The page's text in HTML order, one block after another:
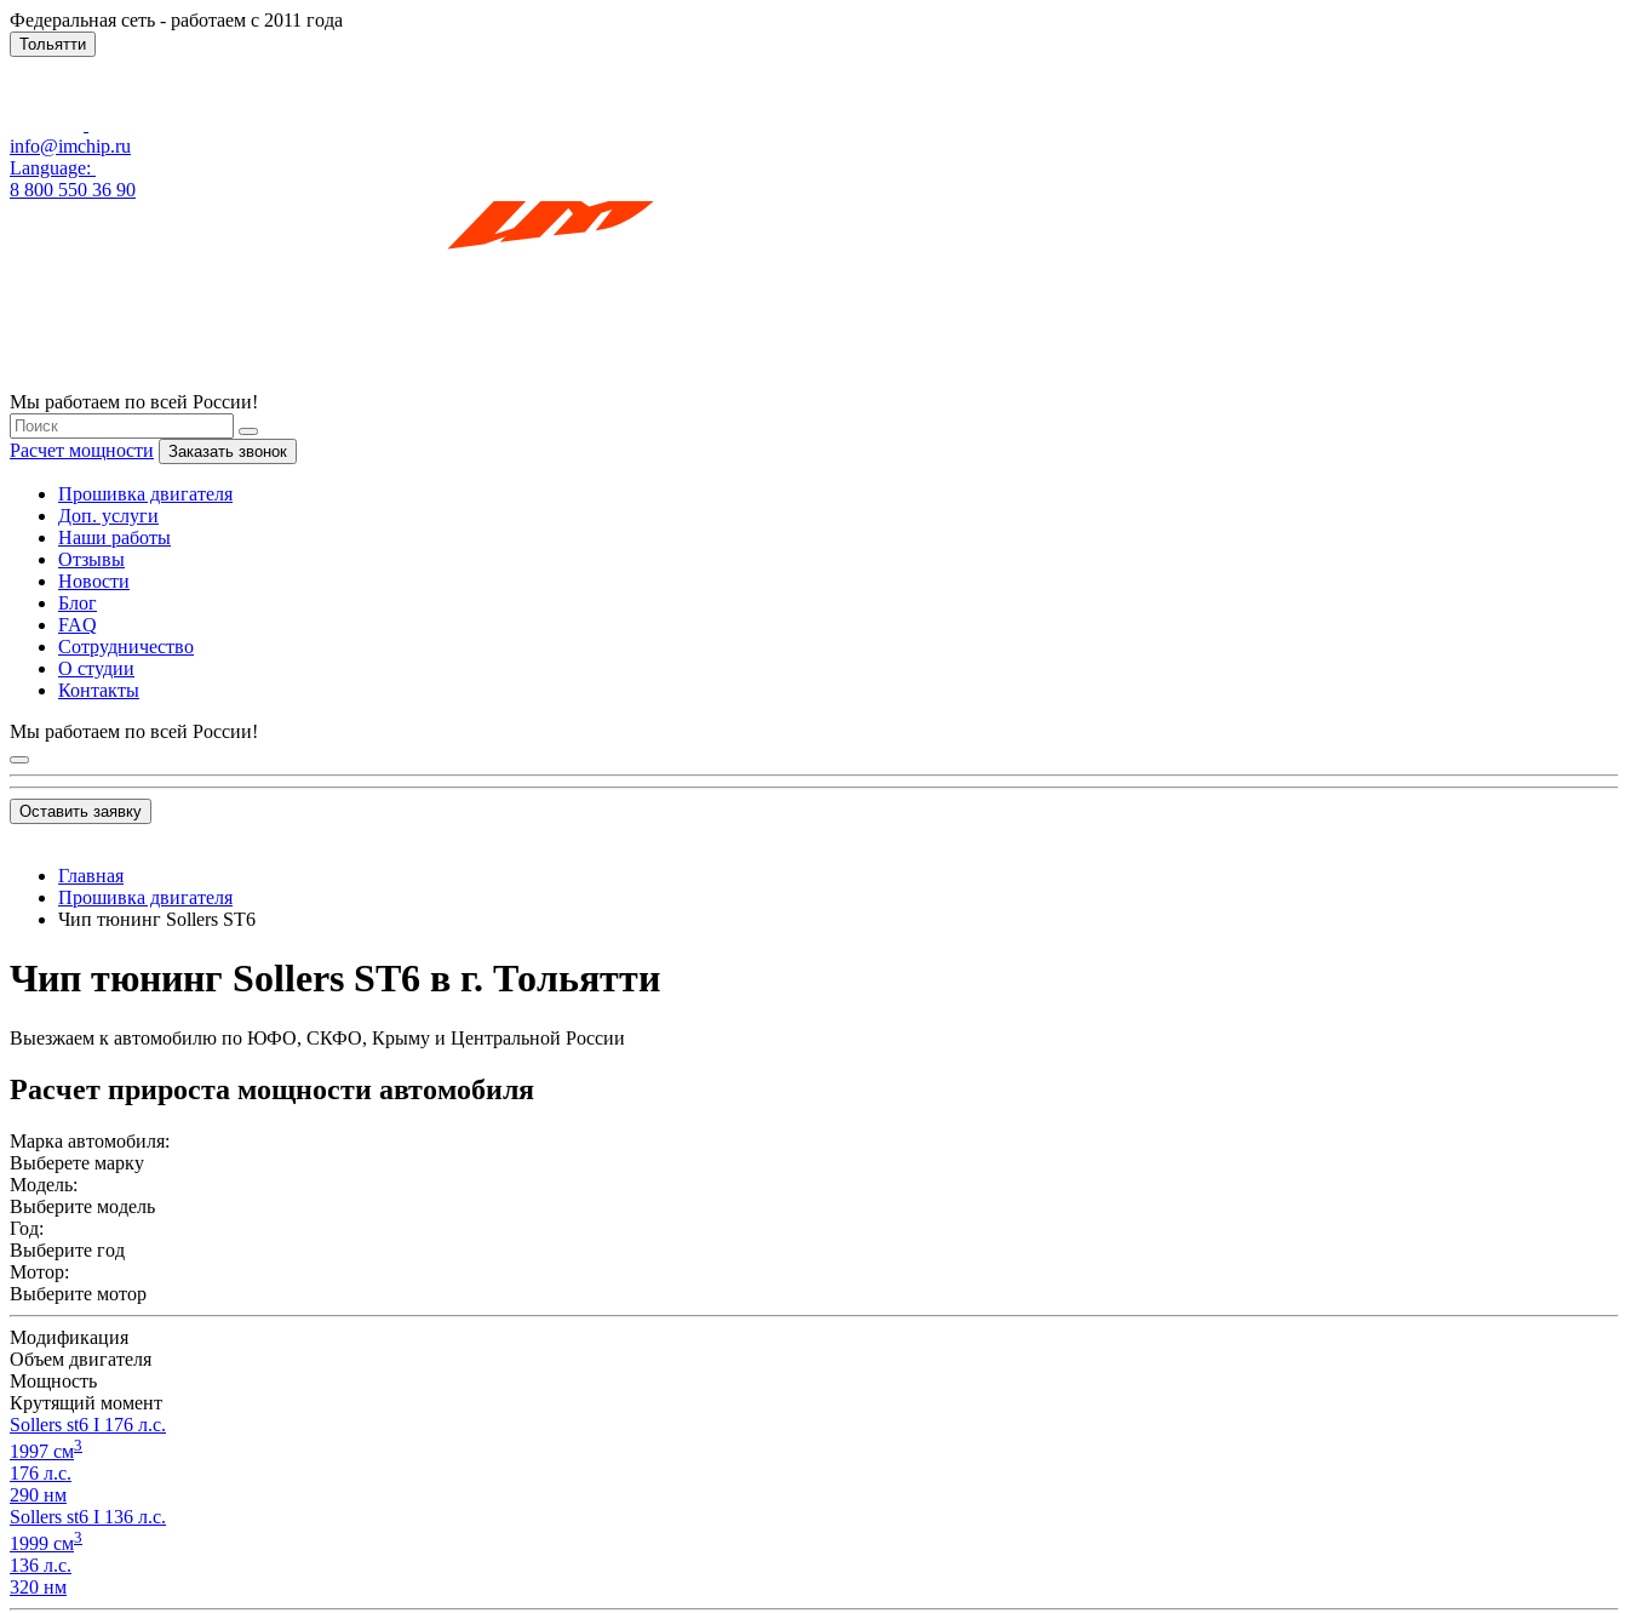
Федеральная сеть - работаем с 2011 года
Тольятти
info@imchip.ru
Language:
8 800 550 36 90
Мы работаем по всей России!
Расчет мощности Заказать звонок
Прошивка двигателя
Доп. услуги
Наши работы
Отзывы
Новости
Блог
FAQ
Сотрудничество
О студии
Контакты
Мы работаем по всей России!
Оставить заявку
Главная
Прошивка двигателя
Чип тюнинг Sollers ST6
Чип тюнинг Sollers ST6 в г. Тольятти
Выезжаем к автомобилю по ЮФО, СКФО, Крыму и Центральной России
Расчет прироста мощности автомобиля
Марка автомобиля:
Выберете марку
Модель:
Выберите модель
Год:
Выберите год
Мотор:
Выберите мотор
Модификация
Объем двигателя
Мощность
Крутящий момент
Sollers st6 I 176 л.с.
1997 см3
176 л.с.
290 нм
Sollers st6 I 136 л.с.
1999 см3
136 л.с.
320 нм